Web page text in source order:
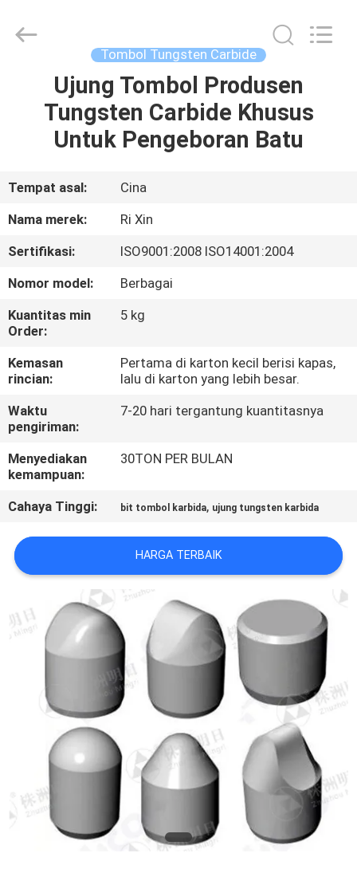
RUMAH
PRODUK
TENTANG
KITA
WISATA
PABRIK
KONTROL
KUALITAS
HUBUNGI
KAMI
BERITA
QUOTE
REQUEST
SUATU
SITEMAP
PRIVACY
POLICY
Carbide
Tombol Tungsten Carbide
Ujung Tombol Produsen
Tungsten Carbide Khusus
Untuk Pengeboran Batu
Tempat asal:
Cina
Nama merek:
Ri Xin
Sertifikasi:
ISO9001:2008 ISO14001:2004
Nomor model:
Berbagai
Kuantitas min
Order:
5 kg
Kemasan
rincian:
Pertama di karton kecil berisi kapas,
lalu di karton yang lebih besar.
Waktu
pengiriman:
7-20 hari tergantung kuantitasnya
Menyediakan
kemampuan:
30TON PER BULAN
Cahaya Tinggi: bit tombol karbida, ujung tungsten karbida
HARGA TERBAIK